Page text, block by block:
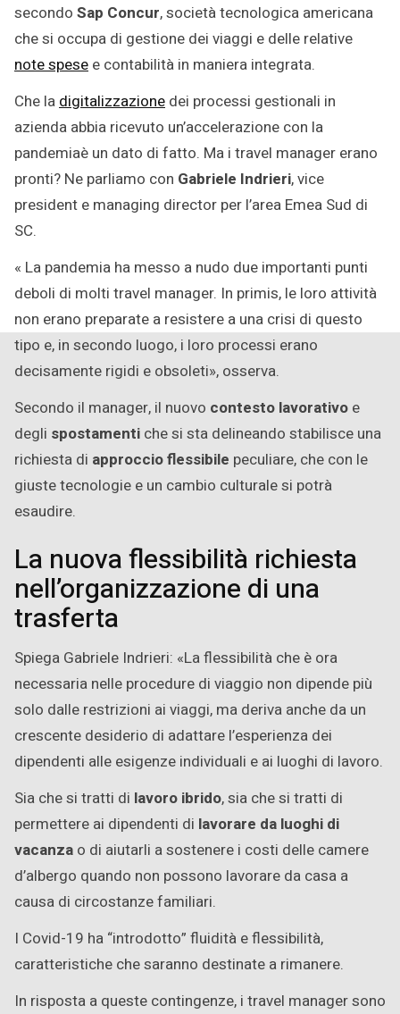
secondo Sap Concur, società tecnologica americana
che si occupa di gestione dei viaggi e delle relative
note spese e contabilità in maniera integrata.
Che ladigitalizzazione dei processi gestionali in
azienda abbia ricevuto un’accelerazione con la
pandemiaè un dato di fatto. Ma i travel manager erano
pronti? Ne parliamo con Gabriele Indrieri, vice
president e managing director per l’area Emea Sud di
SC.
« La pandemia ha messo a nudo due importanti punti
deboli di molti travel manager. In primis, le loro attività
non erano preparate a resistere a una crisi di questo
tipo e, in secondo luogo, i loro processi erano
decisamente rigidi e obsoleti», osserva.
Secondo il manager, il nuovo contesto lavorativo e
degli spostamenti che si sta delineando stabilisce una
richiesta di approccio flessibile peculiare, che con le
giuste tecnologie e un cambio culturale si potrà
esaudire.
La nuova flessibilità richiesta
nell’organizzazione di una
trasferta
Spiega Gabriele Indrieri: «La flessibilità che è ora
necessaria nelle procedure di viaggio non dipende più
solo dalle restrizioni ai viaggi, ma deriva anche da un
crescente desiderio di adattare l’esperienza dei
dipendenti alle esigenze individuali e ai luoghi di lavoro.
Sia che si tratti di lavoro ibrido, sia che si tratti di
permettere ai dipendenti di lavorare da luoghi di
vacanza o di aiutarli a sostenere i costi delle camere
d’albergo quando non possono lavorare da casa a
causa di circostanze familiari.
I Covid-19 ha “introdotto” fluidità e flessibilità,
caratteristiche che saranno destinate a rimanere.
In risposta a queste contingenze, i travel manager sono